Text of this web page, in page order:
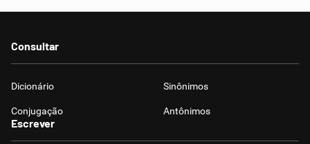
Consultar
Dicionário Sinônimos
Conjugação Antônimos
Escrever